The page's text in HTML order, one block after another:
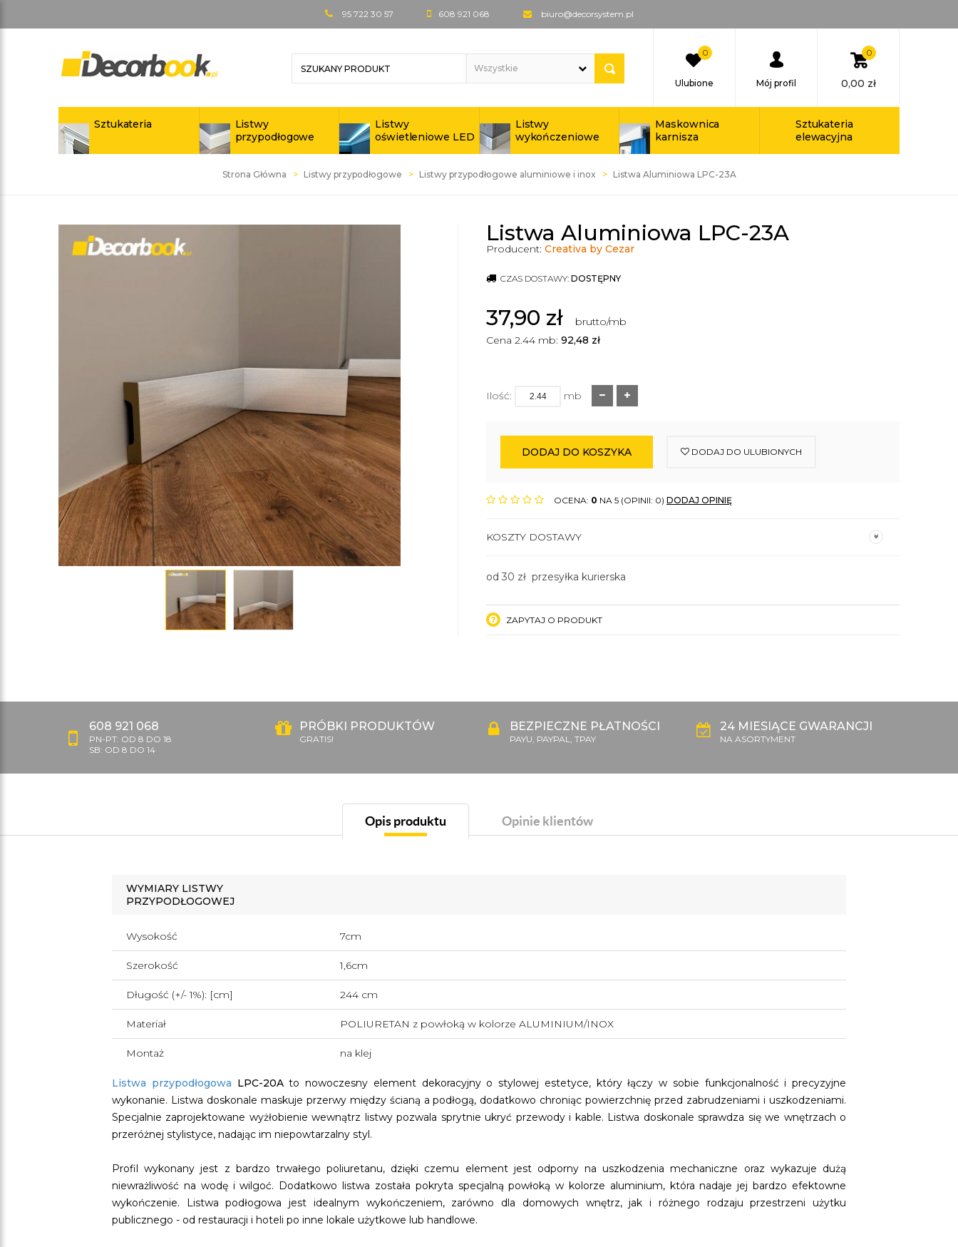
95 722 30 57 608 921 068 biuro@decorsystem.pl
0
Ulubione Mój profil
0
0,00 zł
Sztukateria
Listwy
przypodłogowe
Listwy
oświetleniowe LED
Listwy
wykończeniowe
Maskownica
karnisza
Sztukateria
elewacyjna
Strona Główna Listwy przypodłogowe Listwy przypodłogowe aluminiowe i inox Listwa Aluminiowa LPC-23A
Listwa Aluminiowa LPC-23A
Producent: Creativa by Cezar
CZAS DOSTAWY: DOSTĘPNY
37,90 zł
brutto/mb
Cena 2.44 mb: 92,48 zł
Ilość: mb
DODAJ DO KOSZYKA DODAJ DO ULUBIONYCH
OCENA: 0 NA 5 (OPINII: 0) DODAJ OPINIĘ
KOSZTY DOSTAWY
od 30 zł przesyłka kurierska
ZAPYTAJ O PRODUKT
608 921 068
PN-PT: OD 8 DO 18
SB: OD 8 DO 14
PRÓBKI PRODUKTÓW
GRATIS!
BEZPIECZNE PŁATNOŚCI
PAYU, PAYPAL, TPAY
24 MIESIĄCE GWARANCJI
NA ASORTYMENT
Opis produktu Opinie klientów
WYMIARY LISTWY
PRZYPODŁOGOWEJ
Wysokość 7cm
Szerokość 1,6cm
Długość (+/- 1%): [cm] 244 cm
Materiał POLIURETAN z powłoką w kolorze ALUMINIUM/INOX
Montaż na klej
Listwa przypodłogowa LPC-20Ato nowoczesny element dekoracyjny o stylowej estetyce, który łączy w sobie funkcjonalność i precyzyjne
wykonanie. Listwa doskonale maskuje przerwy między ścianą a podłogą, dodatkowo chroniąc powierzchnię przed zabrudzeniami i uszkodzeniami.
Specjalnie zaprojektowane wyżłobienie wewnątrz listwy pozwala sprytnie ukryć przewody i kable. Listwa doskonale sprawdza się we wnętrzach o
przeróżnej stylistyce, nadając im niepowtarzalny styl.
Profil wykonany jest z bardzo trwałego poliuretanu, dzięki czemu element jest odporny na uszkodzenia mechaniczne oraz wykazuje dużą
niewrażliwość na wodę i wilgoć. Dodatkowo listwa została pokryta specjalną powłoką w kolorze aluminium, która nadaje jej bardzo efektowne
wykończenie. Listwa podłogowa jest idealnym wykończeniem, zarówno dla domowych wnętrz, jak i różnego rodzaju przestrzeni użytku
publicznego - od restauracji i hoteli po inne lokale użytkowe lub handlowe.